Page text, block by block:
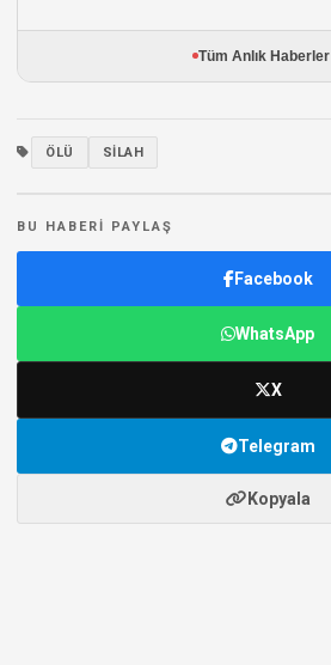
Tüm Anlık Haberler
ÖLÜ SILAH
BU HABERI PAYLAŞ
Facebook
WhatsApp
X
Telegram
Kopyala